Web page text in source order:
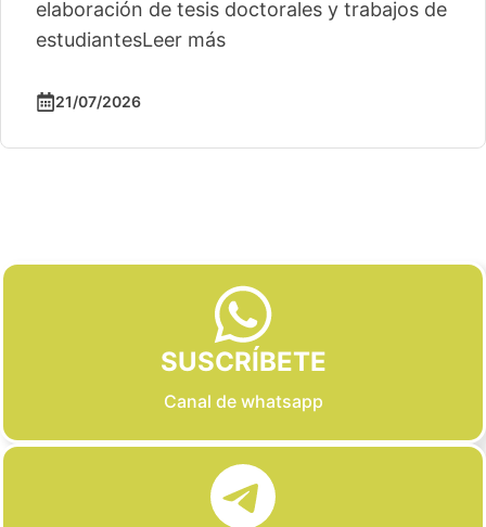
elaboración de tesis doctorales y trabajos de
estudiantesLeer más
21/07/2026
SUSCRÍBETE
Canal de whatsapp